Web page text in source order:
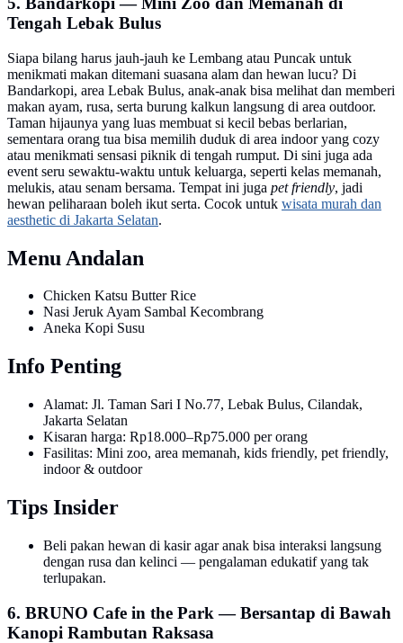
Tengah Lebak Bulus
Siapa bilang harus jauh-jauh ke Lembang atau Puncak untuk
menikmati makan ditemani suasana alam dan hewan lucu? Di
Bandarkopi, area Lebak Bulus, anak-anak bisa melihat dan memberi
makan ayam, rusa, serta burung kalkun langsung di area outdoor.
Taman hijaunya yang luas membuat si kecil bebas berlarian,
sementara orang tua bisa memilih duduk di area indoor yang cozy
atau menikmati sensasi piknik di tengah rumput. Di sini juga ada
event seru sewaktu-waktu untuk keluarga, seperti kelas memanah,
melukis, atau senam bersama. Tempat ini juga pet friendly, jadi
hewan peliharaan boleh ikut serta. Cocok untuk wisata murah dan
aesthetic di Jakarta Selatan.
Menu Andalan
Chicken Katsu Butter Rice
Nasi Jeruk Ayam Sambal Kecombrang
Aneka Kopi Susu
Info Penting
Alamat: Jl. Taman Sari I No.77, Lebak Bulus, Cilandak,
Jakarta Selatan
Kisaran harga: Rp18.000–Rp75.000 per orang
Fasilitas: Mini zoo, area memanah, kids friendly, pet friendly,
indoor & outdoor
Tips Insider
Beli pakan hewan di kasir agar anak bisa interaksi langsung
dengan rusa dan kelinci — pengalaman edukatif yang tak
terlupakan.
6. BRUNO Cafe in the Park — Bersantap di Bawah
Kanopi Rambutan Raksasa